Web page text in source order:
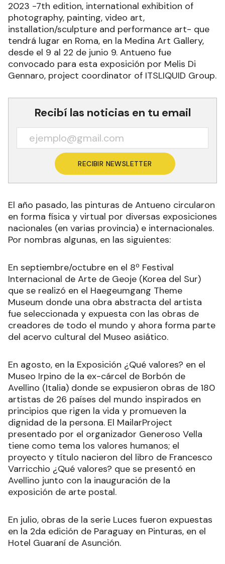
2023 -7th edition, international exhibition of
photography, painting, video art,
installation/sculpture and performance art- que
tendrá lugar en Roma, en la Medina Art Gallery,
desde el 9 al 22 de junio 9. Antueno fue
convocado para esta exposición por Melis Di
Gennaro, project coordinator of ITSLIQUID Group.
Recibí las noticias en tu email
RECIBIR NEWSLETTER
El año pasado, las pinturas de Antueno circularon
en forma física y virtual por diversas exposiciones
nacionales (en varias provincia) e internacionales.
Por nombras algunas, en las siguientes:
En septiembre/octubre en el 8º Festival
Internacional de Arte de Geoje (Korea del Sur)
que se realizó en el Haegeumgang Theme
Museum donde una obra abstracta del artista
fue seleccionada y expuesta con las obras de
creadores de todo el mundo y ahora forma parte
del acervo cultural del Museo asiático.
En agosto, en la Exposición ¿Qué valores? en el
Museo Irpino de la ex-cárcel de Borbón de
Avellino (Italia) donde se expusieron obras de 180
artistas de 26 países del mundo inspirados en
principios que rigen la vida y promueven la
dignidad de la persona. El MailarProject
presentado por el organizador Generoso Vella
tiene como tema los valores humanos; el
proyecto y título nacieron del libro de Francesco
Varricchio ¿Qué valores? que se presentó en
Avellino junto con la inauguración de la
exposición de arte postal.
En julio, obras de la serie Luces fueron expuestas
en la 2da edición de Paraguay en Pinturas, en el
Hotel Guaraní de Asunción.